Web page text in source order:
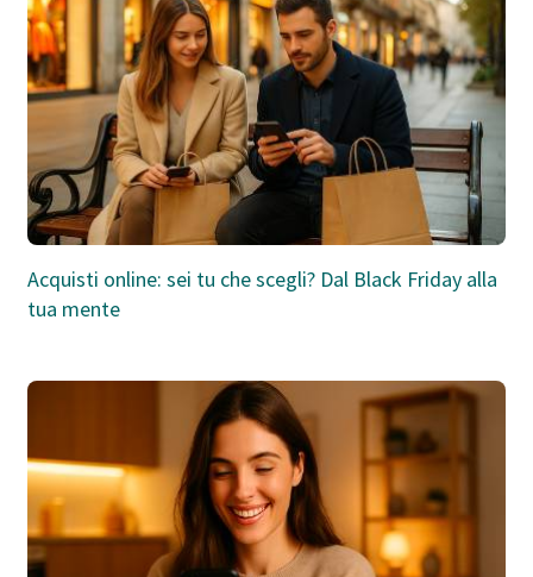
Acquisti online: sei tu che scegli? Dal Black Friday alla
tua mente